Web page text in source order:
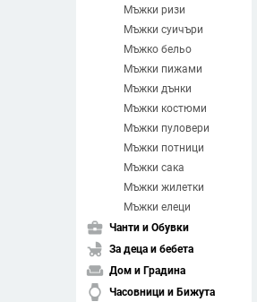
Мъжки ризи
Мъжки суичъри
Мъжко бельо
Мъжки пижами
Мъжки дънки
Мъжки костюми
Мъжки пуловери
Мъжки потници
Мъжки сака
Мъжки жилетки
Мъжки елеци
business_center Чанти и Обувки
child_friendly За деца и бебета
weekend Дом и Градина
watch Часовници и Бижута